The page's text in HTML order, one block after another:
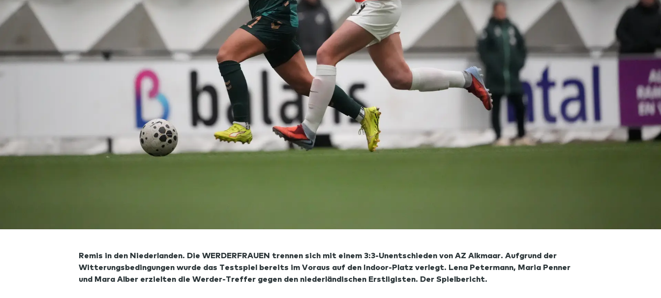
Remis in den Niederlanden. Die WERDERFRAUEN trennen sich mit einem 3:3-Unentschieden von AZ Alkmaar. Aufgrund der
Witterungsbedingungen wurde das Testspiel bereits im Voraus auf den Indoor-Platz verlegt. Lena Petermann, Maria Penner
und Mara Alber erzielten die Werder-Treffer gegen den niederländischen Erstligisten. Der Spielbericht.